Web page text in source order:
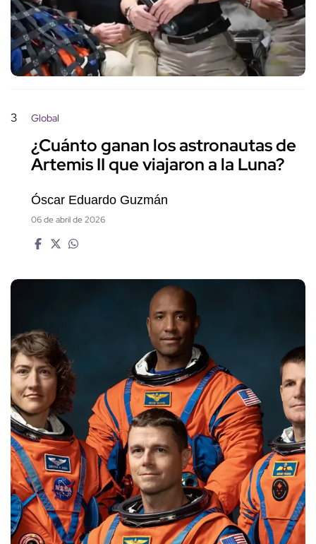
3 Global
¿Cuánto ganan los astronautas de
Artemis II que viajaron a la Luna?
Óscar Eduardo Guzmán
06 de abril de 2026